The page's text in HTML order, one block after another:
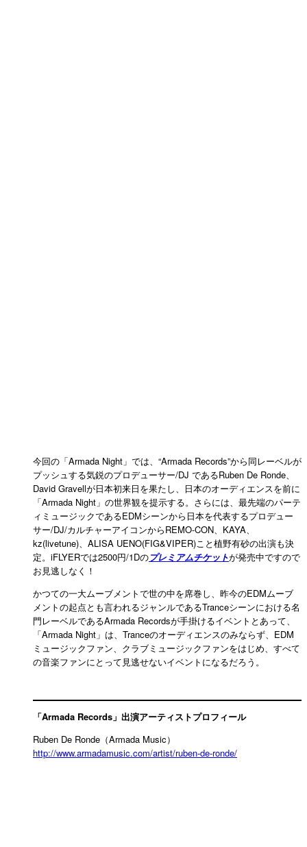
今回の「Armada Night」では、“Armada Records”から同レーベルが
プッシュする気鋭のプロデューサー/DJ であるRuben De Ronde、
David Gravellが日本初来日を果たし、日本のオーディエンスを前に
「Armada Night」の世界観を提示する。さらには、最先端のパーテ
ィミュージックであるEDMシーンから日本を代表するプロデュー
サー/DJ/カルチャーアイコンからREMO-CON、KAYA、
kz(livetune)、ALISA UENO(FIG&VIPER)こと植野有砂の出演も決
定。iFLYERでは2500円/1Dのプレミアムチケットが発売中ですので
お見逃しなく！
かつての一大ムーブメントで世の中を席巻し、昨今のEDMムーブ
メントの起点とも言われるジャンルであるTranceシーンにおける名
門レーベルであるArmada Recordsが手掛けるイベントとあって、
「Armada Night」は、Tranceのオーディエンスのみならず、EDM
ミュージックファン、クラブミュージックファンをはじめ、すべて
の音楽ファンにとって見逃せないイベントになるだろう。
「Armada Records」出演アーティストプロフィール
Ruben De Ronde（Armada Music）
http://www.armadamusic.com/artist/ruben-de-ronde/